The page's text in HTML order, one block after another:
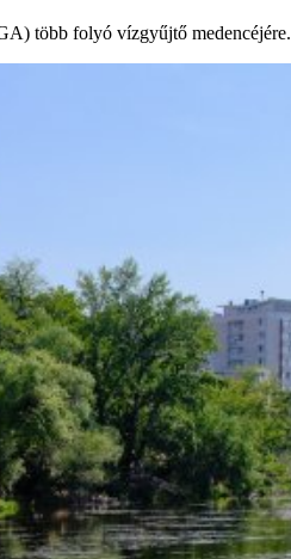
több folyó vízgyűjtő medencéjére.